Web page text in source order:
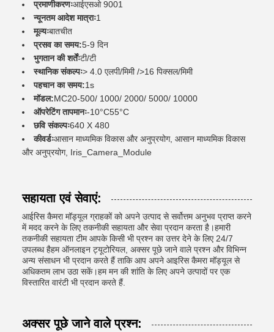
प्रमाणीकरणःआईएसओ 9001
न्यूनतम आदेश मात्राः1
मूल्यःबातचीत
प्रसव का समय:5-9 दिन
भुगतान की शर्तेंःटी/टी
स्थानिक संकल्पः> 4.0 एलपी/मिमी />16 पिक्सल/मिमी
पहचान का समय:1s
मॉडल:MC20-500/ 1000/ 2000/ 5000/ 10000
ऑपरेटिंग तापमानः-10°C55°C
छवि संकल्पः640 X 480
कीवर्डःआसान माध्यमिक विकास और अनुप्रयोग, आसान माध्यमिक विकास
और अनुप्रयोग, Iris_Camera_Module
सहायता एवं सेवाएं:
आईरिस कैमरा मॉड्यूल ग्राहकों को अपने उत्पाद से सर्वोत्तम अनुभव प्राप्त करने
में मदद करने के लिए तकनीकी सहायता और सेवा प्रदान करता है।हमारी
तकनीकी सहायता टीम आपके किसी भी प्रश्न का उत्तर देने के लिए 24/7
उपलब्ध हैहम ऑनलाइन ट्यूटोरियल, अक्सर पूछे जाने वाले प्रश्न और विभिन्न
अन्य संसाधन भी प्रदान करते हैं ताकि आप अपने आइरिस कैमरा मॉड्यूल से
अधिकतम लाभ उठा सकें।हम मन की शांति के लिए अपने उत्पादों पर एक
विस्तारित वारंटी भी प्रदान करते हैं.
अक्सर पूछे जाने वाले प्रश्न: